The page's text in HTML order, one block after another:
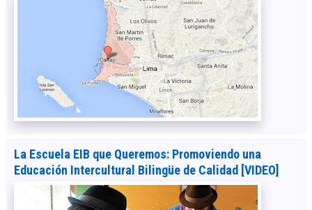
La Escuela EIB que Queremos: Promoviendo una
Educación Intercultural Bilingüe de Calidad [VIDEO]